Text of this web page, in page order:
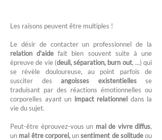
Les raisons peuvent être multiples !
Le désir de contacter un professionnel de la
relation d'aide fait bien souvent suite à une
épreuve de vie (deuil, séparation, burn out, ...) qui
se révèle douloureuse, au point parfois de
susciter des angoisses existentiellesse
traduisant par des réactions émotionnelles ou
corporelles ayant un impact relationnel dans la
vie du sujet.
Peut-être éprouvez-vous un mal de vivre diffus,
un mal être corporel,unsentiment de solitudeou